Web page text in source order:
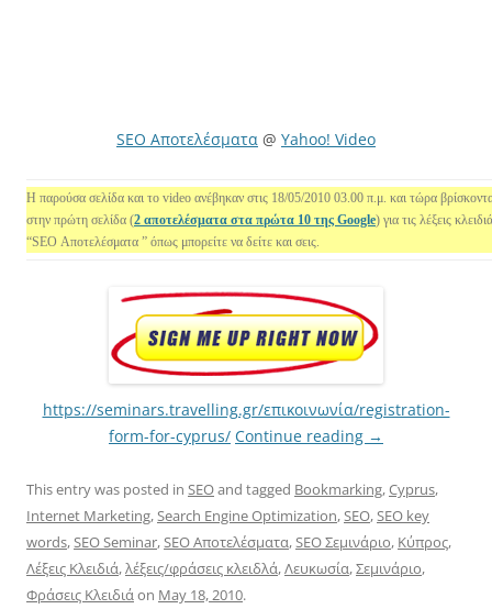
SEO Αποτελέσματα @ Yahoo! Video
Η παρούσα σελίδα και το video ανέβηκαν στις 18/05/2010 03.00 π.μ. και τώρα
στην πρώτη σελίδα (2 αποτελέσματα στα πρώτα 10 της Google) για τις λέξεις κλειδιά
“SEO Αποτελέσματα ” όπως μπορείτε να δείτε και σεις.
https://seminars.travelling.gr/επικοινωνία/registration-
form-for-cyprus/ Continue reading →
This entry was posted in SEOand tagged Bookmarking,Cyprus,
Internet Marketing,Search Engine Optimization,SEO,SEO key
words,SEO Seminar,SEO Αποτελέσματα,SEO Σεμινάριο, Κύπρος,
Λέξεις Κλειδιά,λέξεις/φράσεις κλειδλά,Λευκωσία,Σεμινάριο,
Φράσεις Κλειδιάon May 18, 2010.